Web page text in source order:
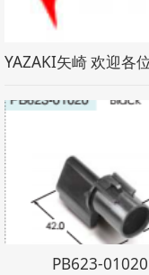
PB623-01020